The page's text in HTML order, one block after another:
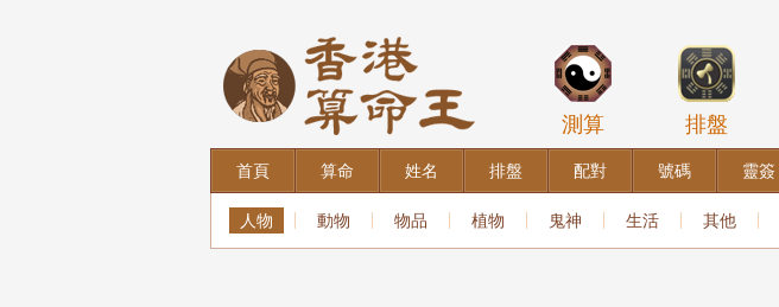
測算 排盤
首頁 算命 姓名 排盤 配對 號碼 靈簽
人物 動物 物品 植物 鬼神 生活 其他